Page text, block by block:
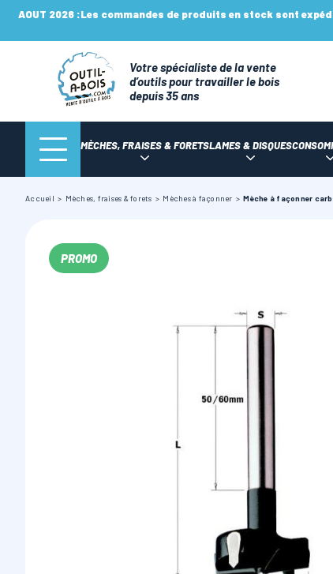
AOUT 2026 :Les commandes de produits en stock sont
Votre spécialiste de la vente
d’outils pour travailler le bois
depuis 35 ans
MÈCHES, FRAISES & FORETSLAMES & DISQUES
Accueil Mèches, fraises & forets Mèches à façonner Mèche à façonner
PROMO